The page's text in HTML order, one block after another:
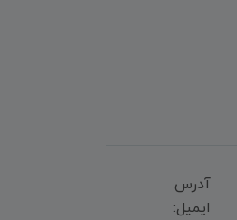
آدرس
ایمیل: